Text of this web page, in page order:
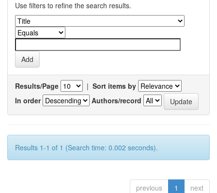
Use filters to refine the search results.
Results/Page | Sort items by
In order
Authors/record
Results 1-1 of 1 (Search time: 0.002 seconds).
previous 1 next